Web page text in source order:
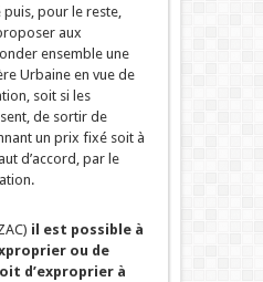
pour le reste,
aux
ensemble une
Urbaine en vue de
soit si les
de sortir de
un prix fixé soit à
d’accord, par le
il est possible à
ou de
d’exproprier à